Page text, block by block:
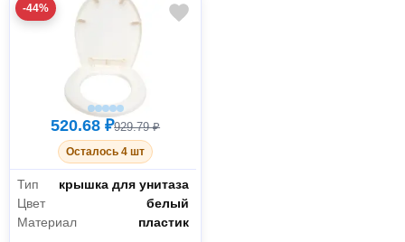
-44%
520.68 ₽929.79 ₽
Осталось 4 шт
Тип
крышка для унитаза
Цвет
белый
Материал
пластик